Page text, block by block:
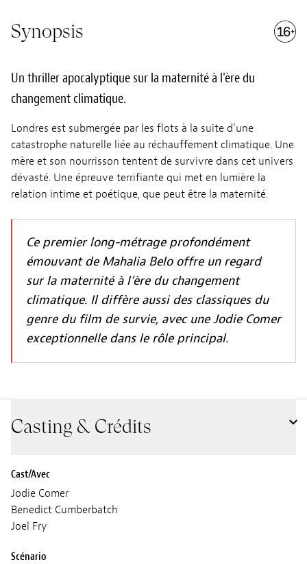
Synopsis
Un thriller apocalyptique sur la maternité à l'ère du
changement climatique.
Londres est submergée par les flots à la suite d’une
catastrophe naturelle liée au réchauffement climatique. Une
mère et son nourrisson tentent de survivre dans cet univers
dévasté. Une épreuve terrifiante qui met en lumière la
relation intime et poétique, que peut être la maternité.
Ce premier long-métrage profondément
émouvant de Mahalia Belo offre un regard
sur la maternité à l’ère du changement
climatique. Il diffère aussi des classiques du
genre du film de survie, avec une Jodie Comer
exceptionnelle dans le rôle principal.
Casting & Crédits
Cast/Avec
Jodie Comer
Benedict Cumberbatch
Joel Fry
Scénario